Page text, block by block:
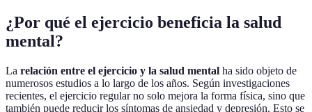
¿Por qué el ejercicio beneficia la salud
mental?
La relación entre el ejercicio y la salud mental ha sido objeto de
numerosos estudios a lo largo de los años. Según investigaciones
recientes, el ejercicio regular no solo mejora la forma física, sino que
también puede reducir los síntomas de ansiedad y depresión. Esto se